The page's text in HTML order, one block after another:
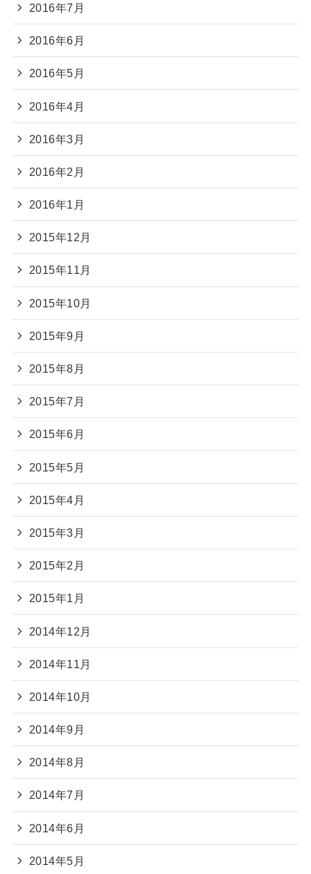
2016年7月
2016年6月
2016年5月
2016年4月
2016年3月
2016年2月
2016年1月
2015年12月
2015年11月
2015年10月
2015年9月
2015年8月
2015年7月
2015年6月
2015年5月
2015年4月
2015年3月
2015年2月
2015年1月
2014年12月
2014年11月
2014年10月
2014年9月
2014年8月
2014年7月
2014年6月
2014年5月